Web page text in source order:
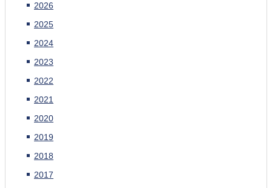
2026
2025
2024
2023
2022
2021
2020
2019
2018
2017